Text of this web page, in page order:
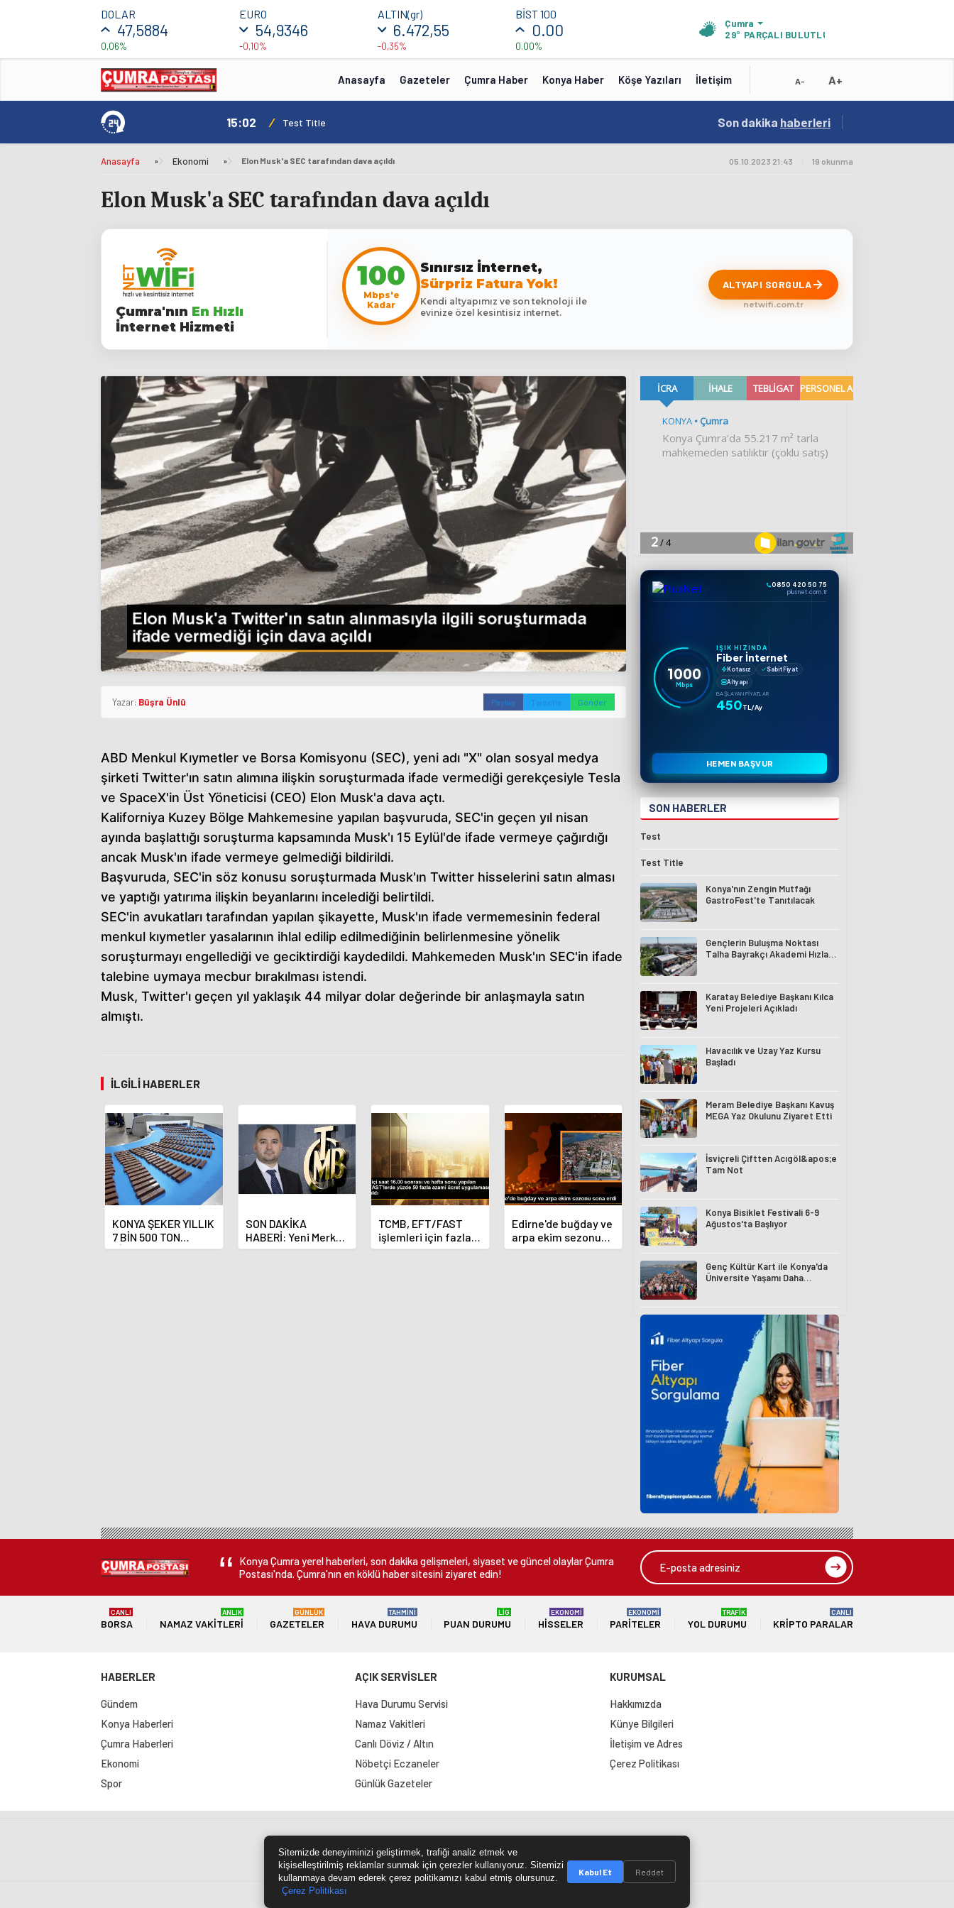
DOLAR
47,5884
0,06%
EURO
54,9346
-0,10%
ALTIN(gr)
6.472,55
-0,35%
BİST 100
0.00
0.00%
Çumra
29° PARÇALI BULUTLU
Anasayfa Gazeteler Çumra Haber Konya Haber Köşe Yazıları İletişim A- A+
15:02 / Test Title 19:01 / Konya'nın Zengin Mutfağı GastroFest'te
Son dakika haberleri
Anasayfa » Ekonomi » Elon Musk'a SEC tarafından dava açıldı 05.10.2023 21:43 19 okunma
Elon Musk'a SEC tarafından dava açıldı
Çumra'nın En Hızlı
İnternet Hizmeti
100
Mbps'e
Kadar
Sınırsız İnternet,
Sürpriz Fatura Yok!
Kendi altyapımız ve son teknoloji ile
evinize özel kesintisiz internet.
ALTYAPI SORGULA
netwifi.com.tr
Yazar: Büşra Ünlü Paylaş Tweetle Gönder
ABD Menkul Kıymetler ve Borsa Komisyonu (SEC), yeni adı "X" olan sosyal medya
şirketi Twitter'ın satın alımına ilişkin soruşturmada ifade vermediği gerekçesiyle Tesla
ve SpaceX'in Üst Yöneticisi (CEO) Elon Musk'a dava açtı.
Kaliforniya Kuzey Bölge Mahkemesine yapılan başvuruda, SEC'in geçen yıl nisan
ayında başlattığı soruşturma kapsamında Musk'ı 15 Eylül'de ifade vermeye çağırdığı
ancak Musk'ın ifade vermeye gelmediği bildirildi.
Başvuruda, SEC'in söz konusu soruşturmada Musk'ın Twitter hisselerini satın alması
ve yaptığı yatırıma ilişkin beyanlarını incelediği belirtildi.
SEC'in avukatları tarafından yapılan şikayette, Musk'ın ifade vermemesinin federal
menkul kıymetler yasalarının ihlal edilip edilmediğinin belirlenmesine yönelik
soruşturmayı engellediği ve geciktirdiği kaydedildi. Mahkemeden Musk'ın SEC'in ifade
talebine uymaya mecbur bırakılması istendi.
Musk, Twitter'ı geçen yıl yaklaşık 44 milyar dolar değerinde bir anlaşmayla satın
almıştı.
İLGILI HABERLER
KONYA ŞEKER YILLIK
7 BİN 500 TON
ÇİKOLATALI ÜRÜN
SON DAKİKA
HABERİ: Yeni Merkez
Bankası Başkanı
TCMB, EFT/FAST
işlemleri için fazla
ücret uygulamasını
Edirne'de buğday ve
arpa ekim sezonu
sona erdi
0850 420 50 75
plusnet.com.tr
1000
Mbps
IŞIK HIZINDA
Fiber İnternet
Kotasız
Sabit Fiyat
Altyapı
BAŞLAYAN FIYATLAR
450TL/Ay
HEMEN BAŞVUR
SON HABERLER
Test
Test Title
Konya'nın Zengin Mutfağı
GastroFest'te Tanıtılacak
Gençlerin Buluşma Noktası
Talha Bayrakçı Akademi Hızla
Karatay Belediye Başkanı Kılca
Yeni Projeleri Açıkladı
Havacılık ve Uzay Yaz Kursu
Başladı
Meram Belediye Başkanı Kavuş
MEGA Yaz Okulunu Ziyaret Etti
İsviçreli Çiftten Acıgöl&apos;e
Tam Not
Konya Bisiklet Festivali 6-9
Ağustos'ta Başlıyor
Genç Kültür Kart ile Konya'da
Üniversite Yaşamı Daha
Konya Çumra yerel haberleri, son dakika gelişmeleri, siyaset ve güncel olaylar Çumra
Postası'nda. Çumra'nın en köklü haber sitesini ziyaret edin!
BORSA
CANLI
NAMAZ VAKITLERI
ANLIK
GAZETELER
GÜNLÜK
HAVA DURUMU
TAHMİNİ
PUAN DURUMU
LİG
HISSELER
EKONOMİ
PARITELER
EKONOMİ
YOL DURUMU
TRAFİK
KRIPTO PARALAR
CANLI
HABERLER
Gündem
Konya Haberleri
Çumra Haberleri
Ekonomi
Spor
AÇIK SERVİSLER
Hava Durumu Servisi
Namaz Vakitleri
Canlı Döviz / Altın
Nöbetçi Eczaneler
Günlük Gazeteler
KURUMSAL
Hakkımızda
Künye Bilgileri
İletişim ve Adres
Çerez Politikası
Site Haritası RSS Kaynağı Çumra Postası
Sitemizde deneyiminizi geliştirmek, trafiği analiz etmek ve
kişiselleştirilmiş reklamlar sunmak için çerezler kullanıyoruz. Sitemizi
kullanmaya devam ederek çerez politikamızı kabul etmiş olursunuz.
Çerez Politikası
Kabul Et Reddet